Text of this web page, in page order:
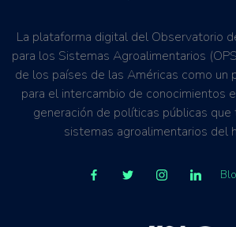
La plataforma digital del Observatorio
para los Sistemas Agroalimentarios
de los países de las Américas como un
para el intercambio de conocimientos
generación de políticas públicas
sistemas agroalimentarios del